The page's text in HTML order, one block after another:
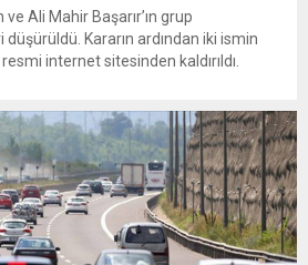
ve Ali Mahir Başarır’ın grup
Kararın ardından iki ismin
internet sitesinden kaldırıldı.
üzere Yüksek Disiplin Kurulu’na
tüm görevlerinden...